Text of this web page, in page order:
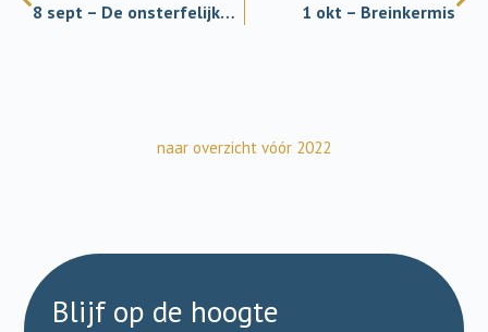
8 sept – De onsterfelijke mens 1 okt – Breinkermis
naar overzicht vóór 2022
Blijf op de hoogte